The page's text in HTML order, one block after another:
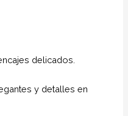
delicados.
y detalles en